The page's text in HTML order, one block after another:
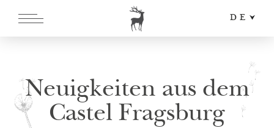
DE
Neuigkeiten aus dem
Castel Fragsburg